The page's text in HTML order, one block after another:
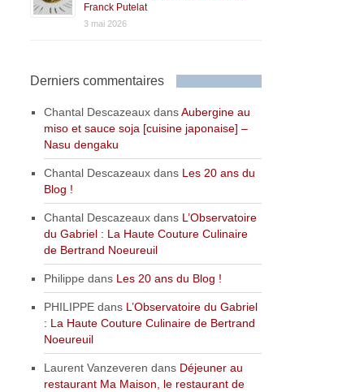
Franck Putelat
3 mai 2026
Derniers commentaires
Chantal Descazeaux dansAubergine au
miso et sauce soja [cuisine japonaise] –
Nasu dengaku
Chantal Descazeaux dans Les 20 ans du
Blog !
Chantal Descazeaux dans L’Observatoire
du Gabriel : La Haute Couture Culinaire
de Bertrand Noeureuil
Philippe dans Les 20 ans du Blog !
PHILIPPE dans L’Observatoire du Gabriel
: La Haute Couture Culinaire de Bertrand
Noeureuil
Laurent Vanzeveren dans Déjeuner au
restaurant Ma Maison, le restaurant de